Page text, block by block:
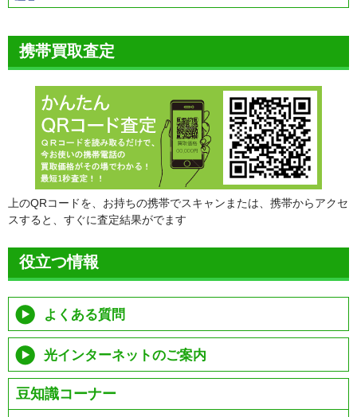
携帯買取査定
上のQRコードを、お持ちの携帯でスキャンまたは、携帯からアクセ
スすると、すぐに査定結果がでます
役立つ情報
よくある質問
光インターネットのご案内
豆知識コーナー